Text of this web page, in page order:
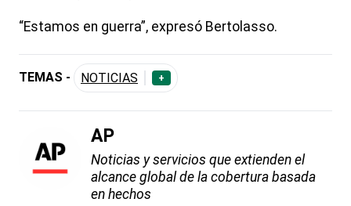
“Estamos en guerra”, expresó Bertolasso.
TEMAS - NOTICIAS +
AP
Noticias y servicios que extienden el
alcance global de la cobertura basada
en hechos